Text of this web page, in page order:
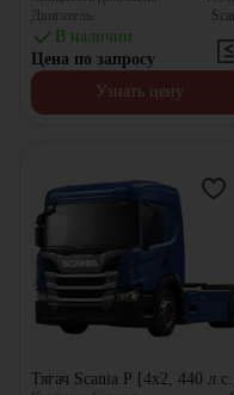
Двигатель:
В наличии
Цена по запросу
Узнать цену
Тягач Scania P [4x2, 440 л.с.]